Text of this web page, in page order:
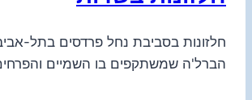
חלזונות בסביבת נחל פרדסים בתל-
הברל'ה שמשתקפים בו השמיים